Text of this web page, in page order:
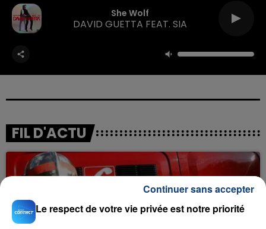
She Wolf
DAVID GUETTA FEAT. SIA
FIL D'ACTU
Le respect de votre vie privée est notre priorité
Continuer sans accepter